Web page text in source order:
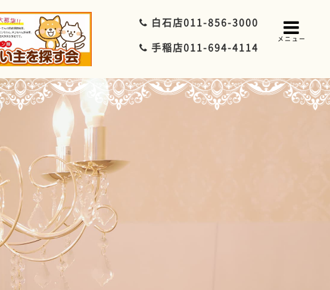
白石店011-856-3000
手稲店011-694-4114
メニュー